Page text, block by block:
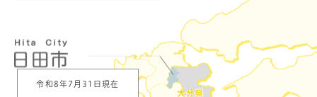
令和8年7月31日現在